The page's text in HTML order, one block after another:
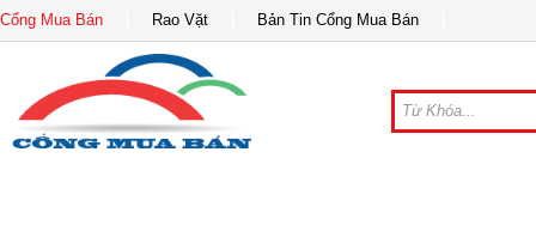
Cổng Mua Bán Rao Vặt Bản Tin Cổng Mua Bán